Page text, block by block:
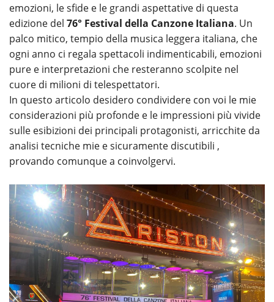
emozioni, le sfide e le grandi aspettative di questa
edizione del 76° Festival della Canzone Italiana. Un
palco mitico, tempio della musica leggera italiana, che
ogni anno ci regala spettacoli indimenticabili, emozioni
pure e interpretazioni che resteranno scolpite nel
cuore di milioni di telespettatori.
In questo articolo desidero condividere con voi le mie
considerazioni più profonde e le impressioni più vivide
sulle esibizioni dei principali protagonisti, arricchite da
analisi tecniche mie e sicuramente discutibili ,
provando comunque a coinvolgervi.